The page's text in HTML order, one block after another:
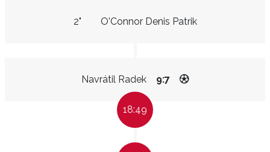
O'Connor Denis Patrik
2"
Navrátil Radek 9:7
18:49